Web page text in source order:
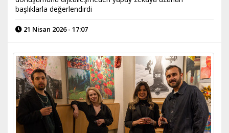
başlıklarla değerlendirdi
21 Nisan 2026 - 17:07